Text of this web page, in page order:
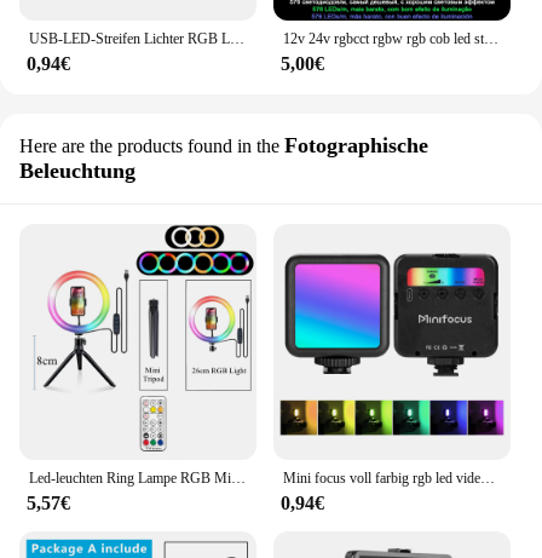
0,94€
12v 24v rgbcct rgbw rgb cob led streifen licht 576 768 840 leds/m flexible dotless bunte fob led band licht leiste für wohnkultur
5,00€
Here are the products found in the Fotographische
Beleuchtung
Led-leuchten Ring Lampe RGB Mit Stativ Runde Ring Licht Phantasie Beleuchtung Fotografie Foto Studio Selfie Für Telefon Video
5,57€
Mini focus voll farbig rgb led video licht 2500k-7000k 800lux mini fill 3 kalt schuh 1800mah typ-c taschen kamera hot schuh licht
0,94€